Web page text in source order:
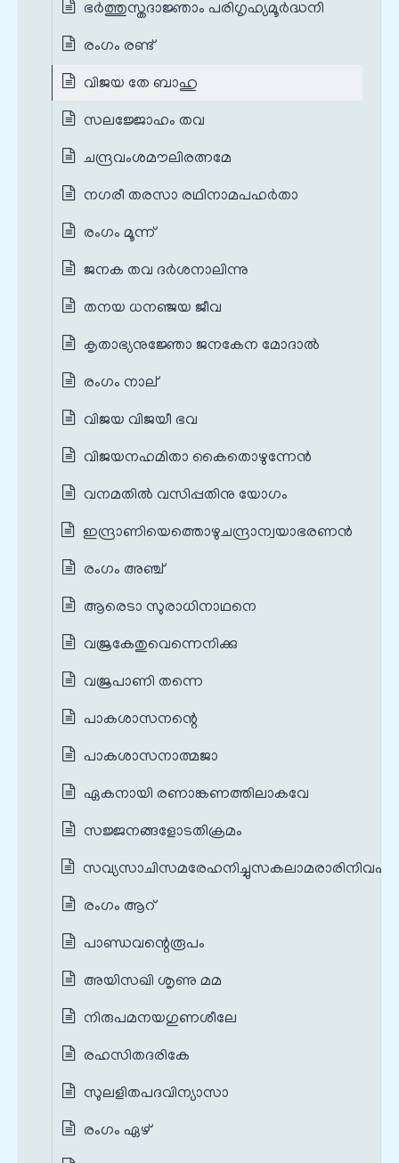
ഭർത്തുസ്തദാജ്ഞാം പരിഗൃഹ്യമൂർദ്ധനി
രംഗം രണ്ട്
വിജയ തേ ബാഹു
സലജ്ജോഹം തവ
ചന്ദ്രവംശമൗലിരത്നമേ
നഗരീ തരസാ രഥിനാമപഹര്‍താ
രംഗം മൂന്ന്
ജനക തവ ദർശനാലിന്നു
തനയ ധനഞ്ജയ ജീവ
കൃതാഭ്യനുജ്ഞോ ജനകേന മോദാൽ
രംഗം നാല്
വിജയ വിജയീ ഭവ
വിജയനഹമിതാ കൈതൊഴുന്നേന്‍
വനമതില്‍ വസിപ്പതിനു യോഗം
ഇന്ദ്രാണിയെത്തൊഴുചന്ദ്രാന്വയാഭരണൻ
രംഗം അഞ്ച്
ആരെടാ സുരാധിനാഥനെ
വജ്രകേതുവെന്നെനിക്കു
വജ്രപാണി തന്നെ
പാകശാസനന്റെ
പാകശാസനാത്മജാ
ഏകനായി രണാങ്കണത്തിലാകവേ
സജ്ജനങ്ങളോടതിക്രമം
രംഗം ആറ്
പാണ്ഡവന്റെരൂപം
അയിസഖി ശൃണു മമ
നിരുപമനയഗുണശീലേ
രഹസിതദരികേ
സുലളിതപദവിന്യാസാ
രംഗം ഏഴ്